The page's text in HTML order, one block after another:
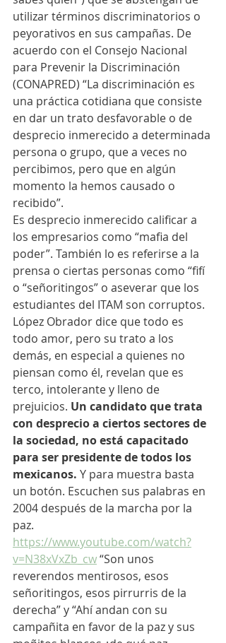
utilizar términos discriminatorios o
peyorativos en sus campañas. De
acuerdo con el Consejo Nacional
para Prevenir la Discriminación
(CONAPRED) “La discriminación es
una práctica cotidiana que consiste
en dar un trato desfavorable o de
desprecio inmerecido a determinada
persona o grupo, que a veces no
percibimos, pero que en algún
momento la hemos causado o
recibido”.
Es desprecio inmerecido calificar a
los empresarios como “mafia del
poder”. También lo es referirse a la
prensa o ciertas personas como “fifí
o “señoritingos” o aseverar que los
estudiantes del ITAM son corruptos.
López Obrador dice que todo es
todo amor, pero su trato a los
demás, en especial a quienes no
piensan como él, revelan que es
terco, intolerante y lleno de
prejuicios. Un candidato que trata
con desprecio a ciertos sectores de
la sociedad, no está capacitado
para ser presidente de todos los
mexicanos. Y para muestra basta
un botón. Escuchen sus palabras en
2004 después de la marcha por la
paz.
https://www.youtube.com/watch?
v=N38xVxZb_cw “Son unos
reverendos mentirosos, esos
señoritingos, esos pirrurris de la
derecha” y “Ahí andan con su
campañita en favor de la paz y sus